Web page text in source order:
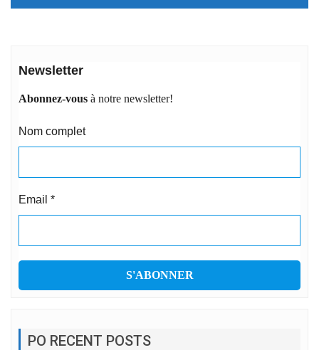
Newsletter
Abonnez-vous à notre newsletter!
Nom complet
Email *
PO RECENT POSTS